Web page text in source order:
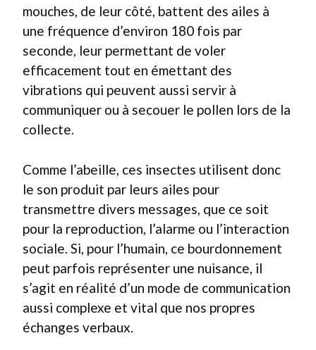
mouches, de leur côté, battent des ailes à
une fréquence d’environ 180 fois par
seconde, leur permettant de voler
efficacement tout en émettant des
vibrations qui peuvent aussi servir à
communiquer ou à secouer le pollen lors de la
collecte.
Comme l’abeille, ces insectes utilisent donc
le son produit par leurs ailes pour
transmettre divers messages, que ce soit
pour la reproduction, l’alarme ou l’interaction
sociale. Si, pour l’humain, ce bourdonnement
peut parfois représenter une nuisance, il
s’agit en réalité d’un mode de communication
aussi complexe et vital que nos propres
échanges verbaux.